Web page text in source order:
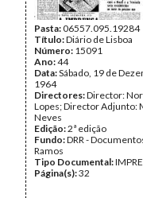
Pasta:06557.095.19284
Título:Diário de Lisboa
Número: 15091
Ano:44
Data:Sábado, 19 de
1964
Directores:Director:
Lopes; Director Adjunto:
Neves
Edição:2ª edição
Fundo:DRR -
Ramos
Tipo Documental:
Página(s):32